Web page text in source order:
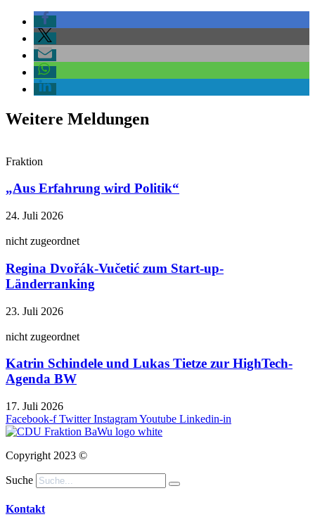
Weitere Meldungen
Fraktion
„Aus Erfahrung wird Politik“
24. Juli 2026
nicht zugeordnet
Regina Dvořák-Vučetić zum Start-up-
Länderranking
23. Juli 2026
nicht zugeordnet
Katrin Schindele und Lukas Tietze zur HighTech-
Agenda BW
17. Juli 2026
Facebook-f Twitter InstagramYoutube Linkedin-in
Copyright 2023 ©
Suche
Kontakt